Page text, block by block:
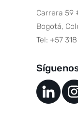
Carrera 59
Bogotá,
Tel: +57